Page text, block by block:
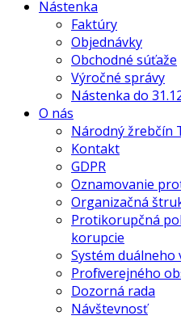
Nástenka
Faktúry
Objednávky
Obchodné súťaže
Výročné správy
Nástenka do
O nás
Národný žrebčín
Kontakt
GDPR
Oznamovanie
Organizačná
Protikorupčná
korupcie
Systém duálneho
Profil verejného
Dozorná rada
Návštevnosť